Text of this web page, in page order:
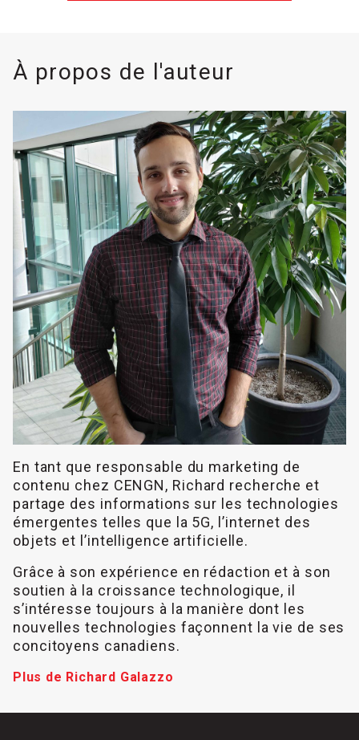
À propos de l'auteur
En tant que responsable du marketing de
contenu chez CENGN, Richard recherche et
partage des informations sur les technologies
émergentes telles que la 5G, l’internet des
objets et l’intelligence artificielle.
Grâce à son expérience en rédaction et à son
soutien à la croissance technologique, il
s’intéresse toujours à la manière dont les
nouvelles technologies façonnent la vie de ses
concitoyens canadiens.
Plus de Richard Galazzo